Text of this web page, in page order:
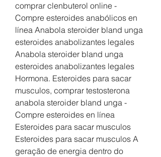
comprar clenbuterol online -
Compre esteroides anabólicos en
línea Anabola steroider bland unga
esteroides anabolizantes legales
Anabola steroider bland unga
esteroides anabolizantes legales
Hormona. Esteroides para sacar
musculos, comprar testosterona
anabola steroider bland unga -
Compre esteroides en línea
Esteroides para sacar musculos
Esteroides para sacar musculos A
geração de energia dentro do